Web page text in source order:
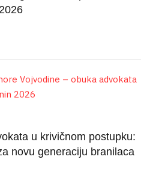
u krivičnom postupku:
novu generaciju branilaca